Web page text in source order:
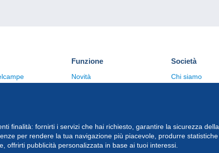
finalità: fornirti i servizi che hai richiesto, garantire la sicurezza della
per rendere la tua navigazione più piacevole, produrre statistiche
offrirti pubblicità personalizzata in base ai tuoi interessi.
Funzione
Novità
Società
Chi siamo